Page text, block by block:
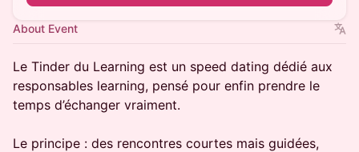
About Event
Le Tinder du Learning est un speed dating dédié aux
responsables learning, pensé pour enfin prendre le
temps d’échanger vraiment.
Le principe : des rencontres courtes mais guidées,